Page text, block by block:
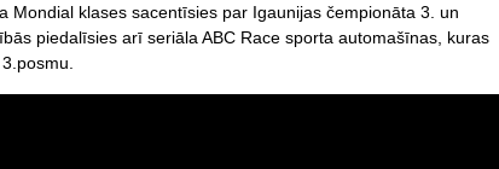
Mondial klases sacentīsies par Igaunijas čempionāta 3. un
piedalīsies arī seriāla ABC Race sporta automašīnas, kuras